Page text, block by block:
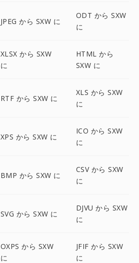
JPEG から SXW に
ODT から SXW
に
XLSX から SXW
に
HTML から
SXW に
RTF から SXW に
XLS から SXW
に
XPS から SXW に
ICO から SXW
に
BMP から SXW に
CSV から SXW
に
SVG から SXW に
DJVU から SXW
に
OXPS から SXW
に
JFIF から SXW
に